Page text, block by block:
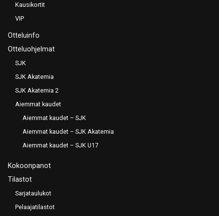
Kausikortit
VIP
Otteluinfo
Otteluohjelmat
SJK
SJK Akatemia
SJK Akatemia 2
Aiemmat kaudet
Aiemmat kaudet – SJK
Aiemmat kaudet – SJK Akatemia
Aiemmat kaudet – SJK U17
Kokoonpanot
Tilastot
Sarjataulukot
Pelaajatilastot